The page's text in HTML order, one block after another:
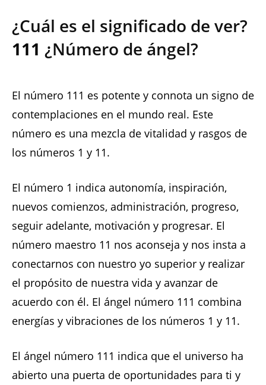
¿Cuál es el significado de ver?
111 ¿Número de ángel?
El número 111 es potente y connota un signo de
contemplaciones en el mundo real. Este
número es una mezcla de vitalidad y rasgos de
los números 1 y 11.
El número 1 indica autonomía, inspiración,
nuevos comienzos, administración, progreso,
seguir adelante, motivación y progresar. El
número maestro 11 nos aconseja y nos insta a
conectarnos con nuestro yo superior y realizar
el propósito de nuestra vida y avanzar de
acuerdo con él. El ángel número 111 combina
energías y vibraciones de los números 1 y 11.
El ángel número 111 indica que el universo ha
abierto una puerta de oportunidades para ti y